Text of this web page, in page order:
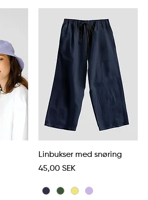
Linbukser med snøring
Pris
45,00 SEK